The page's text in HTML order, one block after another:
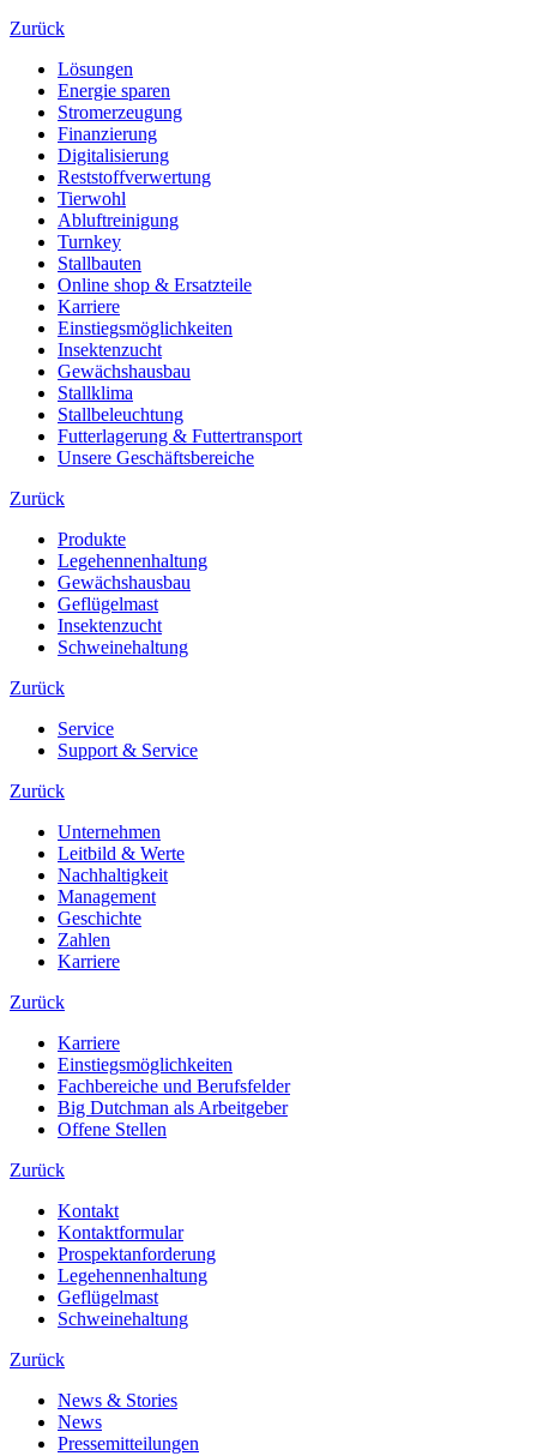
Zurück
Lösungen
Energie sparen
Stromerzeugung
Finanzierung
Digitalisierung
Reststoffverwertung
Tierwohl
Abluftreinigung
Turnkey
Stallbauten
Online shop & Ersatzteile
Karriere
Einstiegsmöglichkeiten
Insektenzucht
Gewächshausbau
Stallklima
Stallbeleuchtung
Futterlagerung & Futtertransport
Unsere Geschäftsbereiche
Zurück
Produkte
Legehennenhaltung
Gewächshausbau
Geflügelmast
Insektenzucht
Schweinehaltung
Zurück
Service
Support & Service
Zurück
Unternehmen
Leitbild & Werte
Nachhaltigkeit
Management
Geschichte
Zahlen
Karriere
Zurück
Karriere
Einstiegsmöglichkeiten
Fachbereiche und Berufsfelder
Big Dutchman als Arbeitgeber
Offene Stellen
Zurück
Kontakt
Kontaktformular
Prospektanforderung
Legehennenhaltung
Geflügelmast
Schweinehaltung
Zurück
News & Stories
News
Pressemitteilungen